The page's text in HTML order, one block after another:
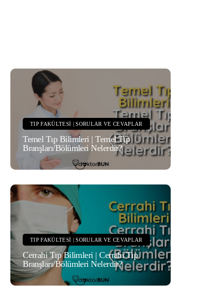
TIP FAKÜLTESI | SORULAR VE CEVAPLAR
Temel Tıp Bilimleri | Temel Tıp
Branşları/Bölümleri Nelerdir?
TIP FAKÜLTESI | SORULAR VE CEVAPLAR
Cerrahi Tıp Bilimleri | Cerrahi Tıp
Branşları/Bölümleri Nelerdir?